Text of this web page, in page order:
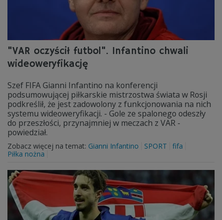
"VAR oczyścił futbol". Infantino chwali
wideoweryfikację
Szef FIFA Gianni Infantino na konferencji
podsumowującej piłkarskie mistrzostwa świata w Rosji
podkreślił, że jest zadowolony z funkcjonowania na nich
systemu wideoweryfikacji. - Gole ze spalonego odeszły
do przeszłości, przynajmniej w meczach z VAR -
powiedział.
Zobacz więcej na temat: Gianni Infantino SPORT
fifa
Piłka nożna